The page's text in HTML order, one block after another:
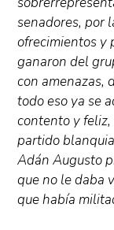
senadores, por
ofrecimientos y
ganaron del
con amenazas,
todo eso ya se
contento y
partido
Adán Augusto
que no le daba
que había